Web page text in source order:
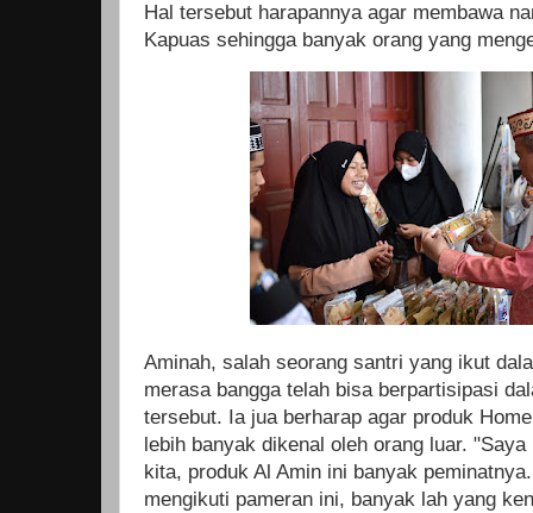
Hal tersebut harapannya agar membawa
Kapuas sehingga banyak orang yang
Aminah, salah seorang santri yang ikut
merasa bangga telah bisa berpartisipasi
tersebut. Ia jua berharap agar produk
lebih banyak dikenal oleh orang luar.
kita, produk Al Amin ini banyak
mengikuti pameran ini, banyak lah yang